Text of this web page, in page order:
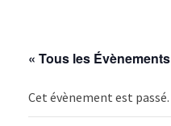
« Tous les Évènements
Cet évènement est passé.